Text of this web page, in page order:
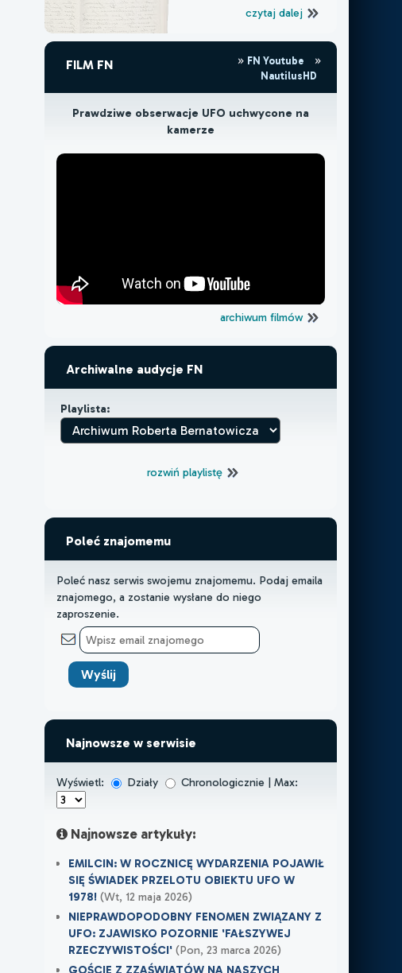
czytaj dalej
FILM FN
FN Youtube
NautilusHD
Prawdziwe obserwacje UFO uchwycone na
kamerze
archiwum filmów
Archiwalne audycje FN
Playlista:
rozwiń playlistę
Poleć znajomemu
Poleć nasz serwis swojemu znajomemu. Podaj emaila
znajomego, a zostanie wysłane do niego
zaproszenie.
Najnowsze w serwisie
Wyświetl: Działy Chronologicznie | Max:
Najnowsze artykuły:
EMILCIN: W ROCZNICĘ WYDARZENIA POJAWIŁ
SIĘ ŚWIADEK PRZELOTU OBIEKTU UFO W
1978!(Wt, 12 maja 2026)
NIEPRAWDOPODOBNY FENOMEN ZWIĄZANY Z
UFO: ZJAWISKO POZORNIE 'FAŁSZYWEJ
RZECZYWISTOŚCI'(Pon, 23 marca 2026)
GOŚCIE Z ZZAŚWIATÓW NA NASZYCH